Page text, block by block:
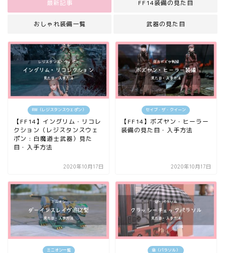
最新記事 FF14装備の見た目
おしゃれ装備一覧 武器の見た目
RW（レジスタンスウェポン）
【FF14】イングリム・リコレ
クション（レジスタンスウェ
ポン : 白魔道士武器）見た
目・入手方法
2020年10月17日
セイブ・ザ・クイーン
【FF14】ボズヤン・ヒーラー
装備の見た目・入手方法
2020年10月17日
ミニオン一覧 傘（パラソル）